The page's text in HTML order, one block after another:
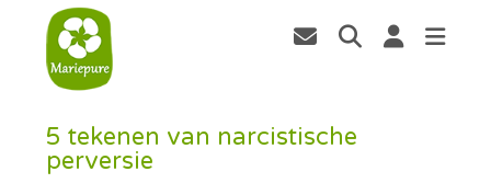
5 tekenen van narcistische
perversie